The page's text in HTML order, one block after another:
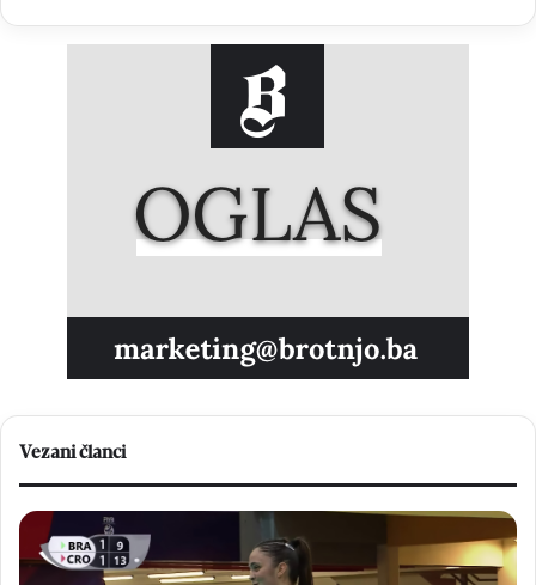
Vezani članci
Sjajan
debi
Ljubice